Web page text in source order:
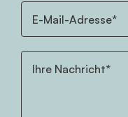
E-Mail-Adresse*
Ihre Nachricht*